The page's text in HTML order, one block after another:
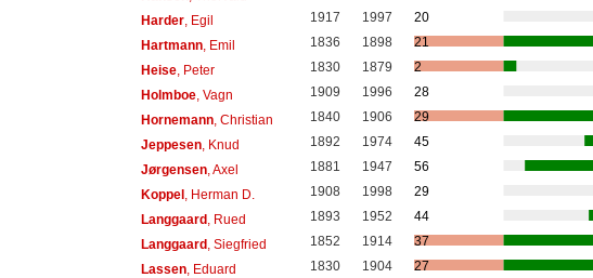
Harder, Egil 1917 1997
20
Hartmann, Emil 1836 1898
21
Heise, Peter 1830 1879
2
Holmboe, Vagn 1909 1996
28
Hornemann, Christian 1840 1906
29
Jeppesen, Knud 1892 1974
45
Jørgensen, Axel 1881 1947
56
Koppel, Herman D. 1908 1998
29
Langgaard, Rued 1893 1952
44
Langgaard, Siegfried 1852 1914
37
Lassen, Eduard 1830 1904
27